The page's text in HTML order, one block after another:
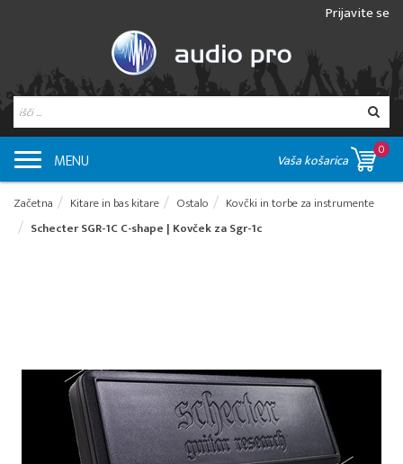
Prijavite se
MENU Vaša košarica
0
Začetna Kitare in bas kitare Ostalo
Kovčki in torbe za instrumente
Schecter SGR-1C C-shape | Kovček za Sgr-1c